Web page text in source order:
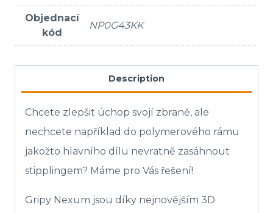
Objednací
kód
NP0G43KK
Description
Chcete zlepšit úchop svojí zbraně, ale
nechcete například do polymerového rámu
jakožto hlavního dílu nevratně zasáhnout
stipplingem? Máme pro Vás řešení!
Gripy Nexum jsou díky nejnovějším 3D